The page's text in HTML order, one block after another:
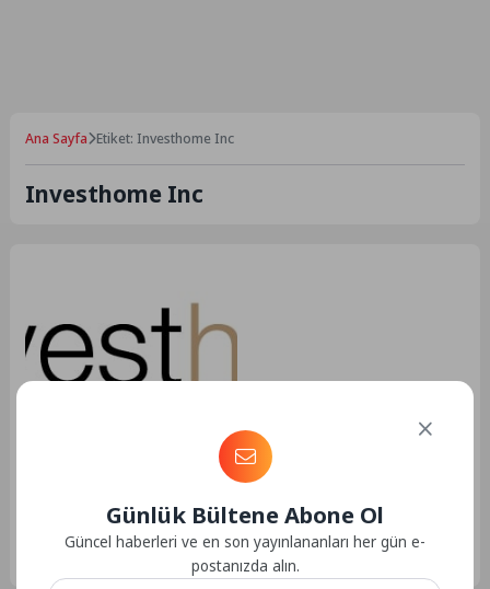
Ana Sayfa Etiket: Investhome Inc
Investhome Inc
Istanbul Merkez Şubesi
Investhome Inc. ABD Istanbul
Merkez Şubesi Investhome Inc.
ABD Istanbul Merkez Şubesi. 20
yılı aşkın...
Günlük Bültene Abone Ol
Güncel haberleri ve en son yayınlananları her gün e-
postanızda alın.